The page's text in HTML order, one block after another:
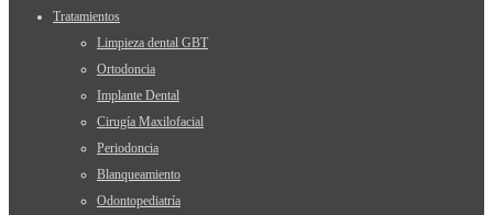
Tratamientos
Limpieza dental GBT
Ortodoncia
Implante Dental
Cirugía Maxilofacial
Periodoncia
Blanqueamiento
Odontopediatría